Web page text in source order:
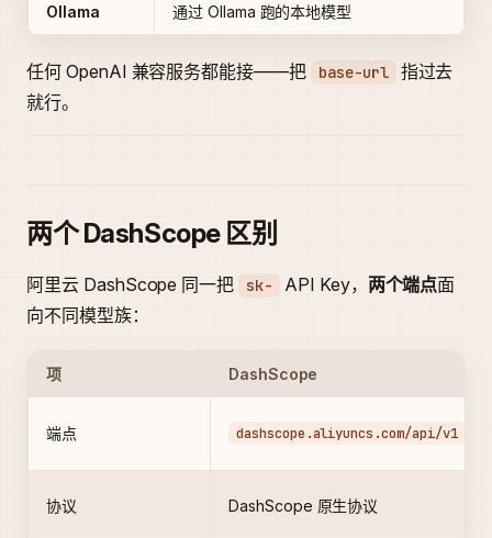
Ollama 通过 Ollama 跑的本地模型
任何 OpenAI 兼容服务都能接——把 base-url
指过去
就行。
两个 DashScope 区别
阿里云 DashScope 同一把 sk- API Key， 两个端点面
向不同模型族：
项 DashScope
端点 dashscope.aliyuncs.com/api/v1
协议 DashScope 原生协议